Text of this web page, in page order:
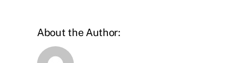
About the Author: